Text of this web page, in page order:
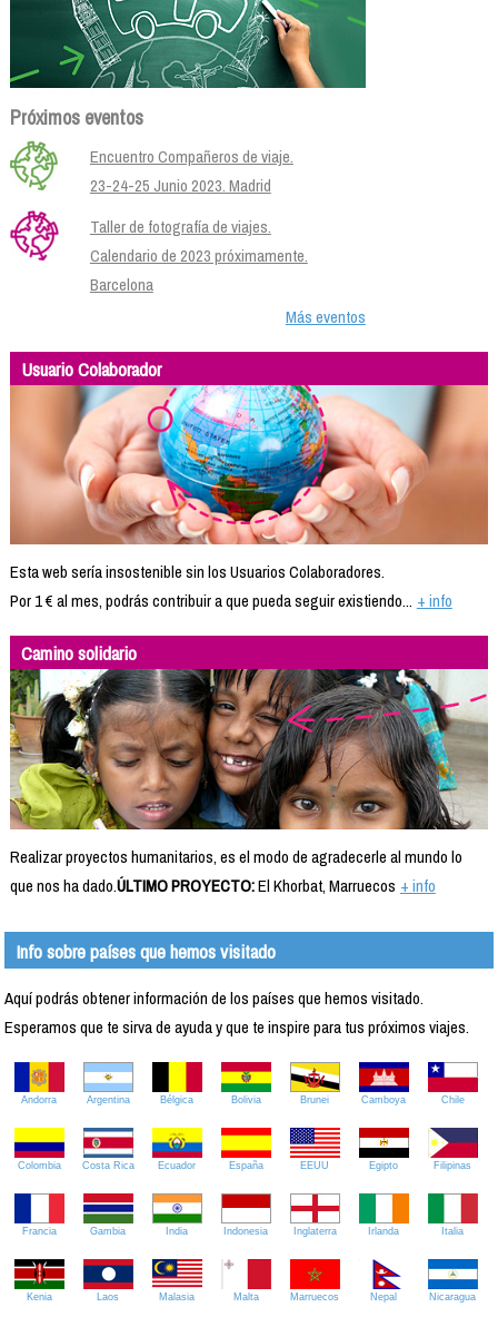
Próximos eventos
Encuentro Compañeros de viaje.
23-24-25 Junio 2023. Madrid
Taller de fotografía de viajes.
Calendario de 2023 próximamente.
Barcelona
Más eventos
Usuario Colaborador
Esta web sería insostenible sin los Usuarios Colaboradores.
Por 1 € al mes, podrás contribuir a que pueda seguir existiendo... + info
Camino solidario
Realizar proyectos humanitarios, es el modo de agradecerle al mundo lo
que nos ha dado.ÚLTIMO PROYECTO:El Khorbat, Marruecos + info
Info sobre países que hemos visitado
Aquí podrás obtener información de los países que hemos visitado.
Esperamos que te sirva de ayuda y que te inspire para tus próximos viajes.
Andorra Argentina Bélgica Bolivia Brunei Camboya Chile
Colombia Costa Rica Ecuador España EEUU Egipto Filipinas
Francia Gambia India Indonesia Inglaterra Irlanda Italia
Kenia Laos Malasia Malta Marruecos Nepal Nicaragua